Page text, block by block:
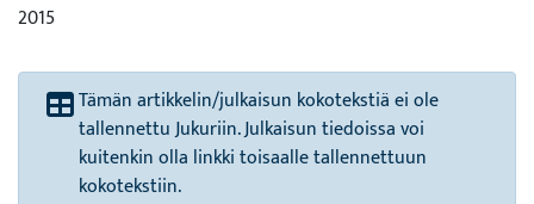
2015
Tämän artikkelin/julkaisun kokotekstiä ei ole
tallennettu Jukuriin. Julkaisun tiedoissa voi
kuitenkin olla linkki toisaalle tallennettuun
kokotekstiin.